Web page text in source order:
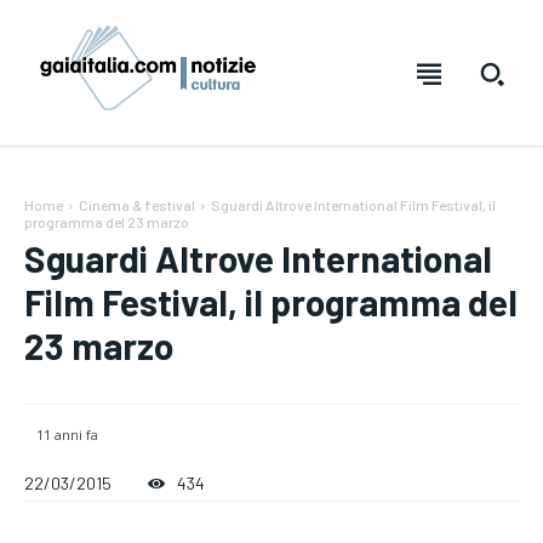
Testo: A- Reset A+
Testo: A- Reset A+
Home Cinema & festival
Sguardi Altrove International Film Festival, il
programma del 23 marzo
Sguardi Altrove International
Film Festival, il programma del
23 marzo
11 anni fa
22/03/2015 434